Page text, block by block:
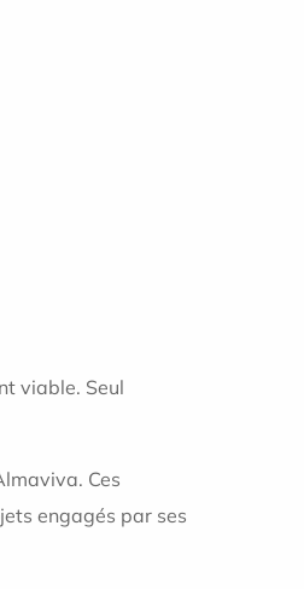
de fraudes
viable. Seul
Ces
engagés par ses